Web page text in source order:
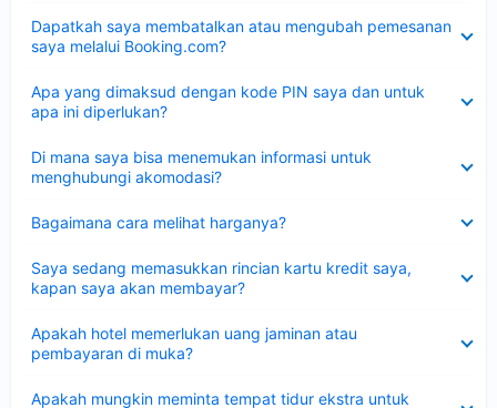
Dapatkah saya membatalkan atau mengubah pemesanan
saya melalui Booking.com?
Apa yang dimaksud dengan kode PIN saya dan untuk
apa ini diperlukan?
Di mana saya bisa menemukan informasi untuk
menghubungi akomodasi?
Bagaimana cara melihat harganya?
Saya sedang memasukkan rincian kartu kredit saya,
kapan saya akan membayar?
Apakah hotel memerlukan uang jaminan atau
pembayaran di muka?
Apakah mungkin meminta tempat tidur ekstra untuk